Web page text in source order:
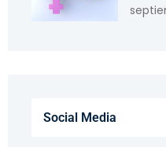
Social Media